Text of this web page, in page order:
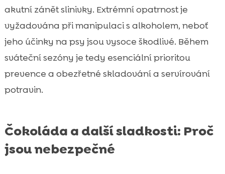
akutní zánět slinivky. Extrémní opatrnost je
vyžadována při manipulaci s alkoholem, neboť
jeho účinky na psy jsou vysoce škodlivé. Během
sváteční sezóny je tedy esenciální prioritou
prevence a obezřetné skladování a servírování
potravin.
Čokoláda a další sladkosti: Proč
jsou nebezpečné